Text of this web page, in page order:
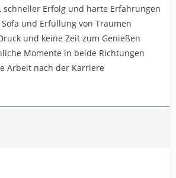
schneller Erfolg und harte Erfahrungen
und Erfüllung von Träumen
und keine Zeit zum Genießen
Momente in beide Richtungen
Arbeit nach der Karriere